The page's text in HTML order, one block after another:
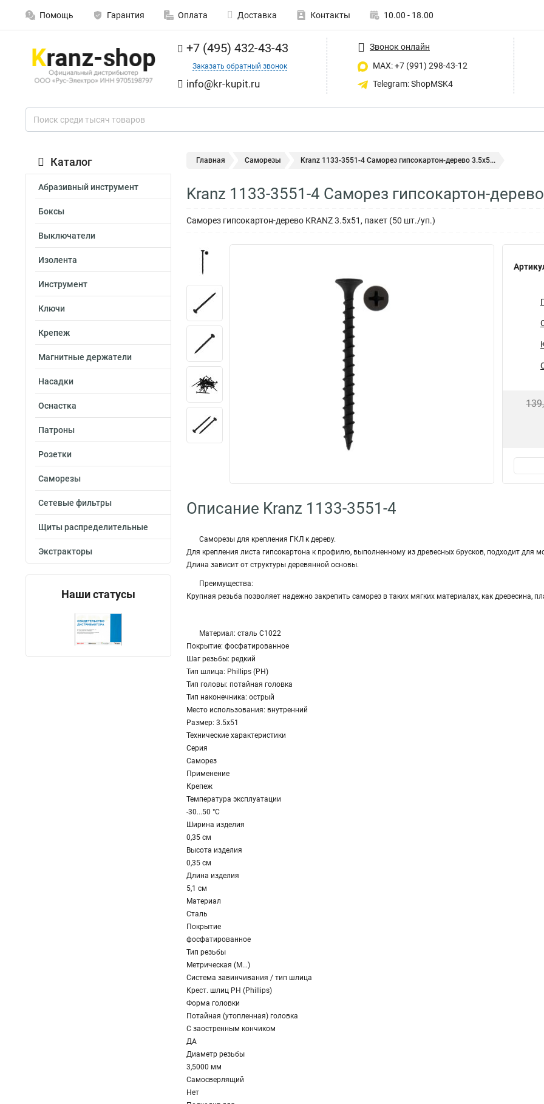
Помощь Гарантия Оплата Доставка Контакты 10.00 - 18.00
+7 (495) 432-43-43
Заказать обратный звонок
info@kr-kupit.ru
Звонок онлайн
MAX: +7 (991) 298-43-12
Telegram: ShopMSK4
Каталог
Абразивный инструмент
Боксы
Выключатели
Изолента
Инструмент
Ключи
Крепеж
Магнитные держатели
Насадки
Оснастка
Патроны
Розетки
Саморезы
Сетевые фильтры
Щиты распределительные
Экстракторы
Наши статусы
Главная Саморезы Kranz 1133-3551-4 Саморез гипсокартон-дерево 3.5х5...
Kranz 1133-3551-4 Саморез гипсокартон-
Саморез гипсокартон-дерево KRANZ 3.5х51, пакет (50 шт./уп.)
Описание Kranz 1133-3551-4
Саморезы для крепления ГКЛ к дереву.
Для крепления листа гипсокартона к профилю, выполненному из древесных брусков, подходит для
Длина зависит от структуры деревянной основы.
Преимущества:
Крупная резьба позволяет надежно закрепить саморез в таких мягких материалах, как древесина,
Материал: сталь С1022
Покрытие: фосфатированное
Шаг резьбы: редкий
Тип шлица: Phillips (PH)
Тип головы: потайная головка
Тип наконечника: острый
Место использования: внутренний
Размер: 3.5х51
Технические характеристики
Серия
Саморез
Применение
Крепеж
Температура эксплуатации
-30...50 °C
Ширина изделия
0,35 см
Высота изделия
0,35 см
Длина изделия
5,1 см
Материал
Сталь
Покрытие
фосфатированное
Тип резьбы
Метрическая (M...)
Система завинчивания / тип шлица
Крест. шлиц PH (Phillips)
Форма головки
Потайная (утопленная) головка
С заостренным кончиком
ДА
Диаметр резьбы
3,5000 мм
Самосверлящий
Нет